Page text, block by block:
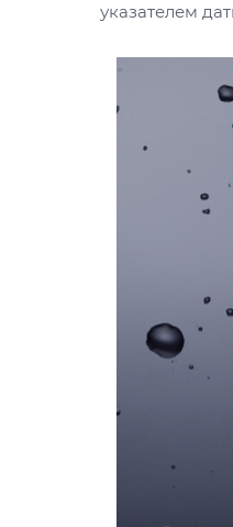
указателем